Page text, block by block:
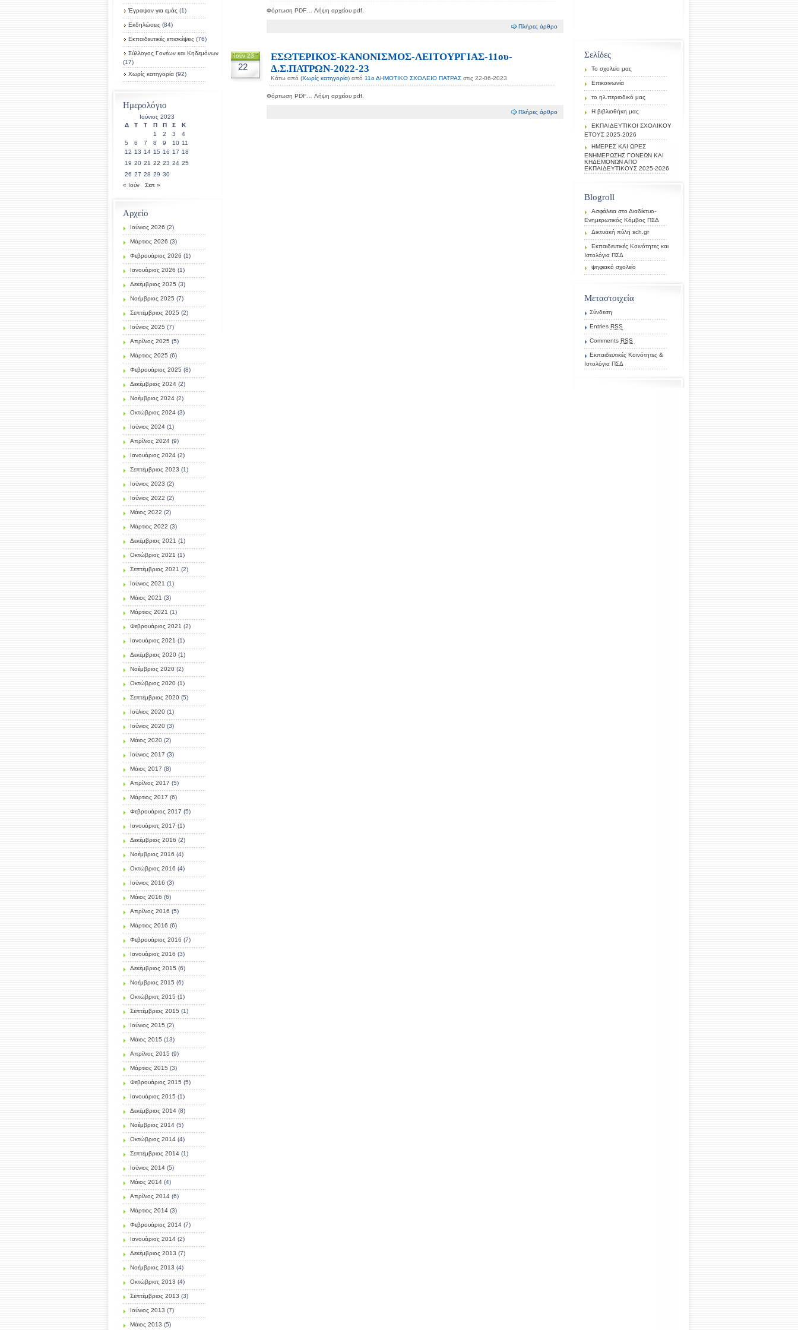
Έγραψαν για εμάς (1)
Εκδηλώσεις (84)
Εκπαιδευτικές επισκέψεις (76)
Σύλλογος Γονέων και Κηδεμόνων
(17)
Χωρίς κατηγορία (92)
Ημερολόγιο
Ιούνιος 2023
Δ
Τ Τ Π Π Σ
Κ
1
2 3
4
5
6 7 8 9 10 11
12 13 14 15 16 17 18
19 20 21 22 23 24 25
26 27 28 29 30
« Ιούν
Σεπ »
Αρχείο
Ιούνιος 2026 (2)
Μάρτιος 2026 (3)
Φεβρουάριος 2026 (1)
Ιανουάριος 2026 (1)
Δεκέμβριος 2025 (3)
Νοέμβριος 2025 (7)
Σεπτέμβριος 2025 (2)
Ιούνιος 2025 (7)
Απρίλιος 2025 (5)
Μάρτιος 2025 (6)
Φεβρουάριος 2025 (8)
Δεκέμβριος 2024 (2)
Νοέμβριος 2024 (2)
Οκτώβριος 2024 (3)
Ιούνιος 2024 (1)
Απρίλιος 2024 (9)
Ιανουάριος 2024 (2)
Σεπτέμβριος 2023 (1)
Ιούνιος 2023 (2)
Ιούνιος 2022 (2)
Μάιος 2022 (2)
Μάρτιος 2022 (3)
Δεκέμβριος 2021 (1)
Οκτώβριος 2021 (1)
Σεπτέμβριος 2021 (2)
Ιούνιος 2021 (1)
Μάιος 2021 (3)
Μάρτιος 2021 (1)
Φεβρουάριος 2021 (2)
Ιανουάριος 2021 (1)
Δεκέμβριος 2020 (1)
Νοέμβριος 2020 (2)
Οκτώβριος 2020 (1)
Σεπτέμβριος 2020 (5)
Ιούλιος 2020 (1)
Ιούνιος 2020 (3)
Μάιος 2020 (2)
Ιούνιος 2017 (3)
Μάιος 2017 (8)
Απρίλιος 2017 (5)
Μάρτιος 2017 (6)
Φεβρουάριος 2017 (5)
Ιανουάριος 2017 (1)
Δεκέμβριος 2016 (2)
Νοέμβριος 2016 (4)
Οκτώβριος 2016 (4)
Ιούνιος 2016 (3)
Μάιος 2016 (6)
Απρίλιος 2016 (5)
Μάρτιος 2016 (6)
Φεβρουάριος 2016 (7)
Ιανουάριος 2016 (3)
Δεκέμβριος 2015 (6)
Νοέμβριος 2015 (6)
Οκτώβριος 2015 (1)
Σεπτέμβριος 2015 (1)
Ιούνιος 2015 (2)
Μάιος 2015 (13)
Απρίλιος 2015 (9)
Μάρτιος 2015 (3)
Φεβρουάριος 2015 (5)
Ιανουάριος 2015 (1)
Δεκέμβριος 2014 (8)
Νοέμβριος 2014 (5)
Οκτώβριος 2014 (4)
Σεπτέμβριος 2014 (1)
Ιούνιος 2014 (5)
Μάιος 2014 (4)
Απρίλιος 2014 (6)
Μάρτιος 2014 (3)
Φεβρουάριος 2014 (7)
Ιανουάριος 2014 (2)
Δεκέμβριος 2013 (7)
Νοέμβριος 2013 (4)
Οκτώβριος 2013 (4)
Σεπτέμβριος 2013 (3)
Ιούνιος 2013 (7)
Μάιος 2013 (5)
Φόρτωση PDF… Λήψη αρχείου pdf.
Πλήρες άρθρο
Ιούν 23
22
ΕΣΩΤΕΡΙΚΟΣ-ΚΑΝΟΝΙΣΜΟΣ-ΛΕΙΤΟΥΡΓΙΑΣ-11ου-
Δ.Σ.ΠΑΤΡΩΝ-2022-23
Κάτω από (Χωρίς κατηγορία) από 11ο ΔΗΜΟΤΙΚΟ ΣΧΟΛΕΙΟ ΠΑΤΡΑΣ στις 22-06-2023
Φόρτωση PDF… Λήψη αρχείου pdf.
Πλήρες άρθρο
Σελίδες
Το σχολείο μας
Επικοινωνία
το ηλ.περιοδικό μας
Η βιβλιοθήκη μας
ΕΚΠΑΙΔΕΥΤΙΚΟΙ ΣΧΟΛΙΚΟΥ
ΕΤΟΥΣ 2025-2026
ΗΜΕΡΕΣ ΚΑΙ ΩΡΕΣ
ΕΝΗΜΕΡΩΣΗΣ ΓΟΝΕΩΝ ΚΑΙ
ΚΗΔΕΜΟΝΩΝ ΑΠΟ
ΕΚΠΑΙΔΕΥΤΙΚΟΥΣ 2025-2026
Blogroll
Ασφάλεια στο Διαδίκτυο-
Ενημερωτικός Κόμβος ΠΣΔ
Δικτυακή πύλη sch.gr
Εκπαιδευτικές Κοινότητες και
Ιστολόγια ΠΣΔ
ψηφιακό σχολείο
Μεταστοιχεία
Σύνδεση
Entries RSS
Comments RSS
Εκπαιδευτικές Κοινότητες &
Ιστολόγια ΠΣΔ